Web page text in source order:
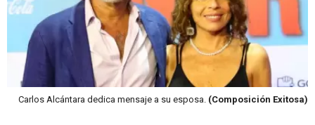
Carlos Alcántara dedica mensaje a su esposa. (Composición Exitosa)